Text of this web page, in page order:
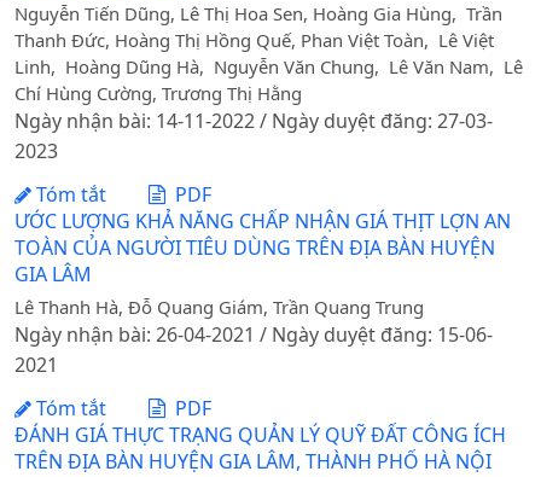
Nguyễn Tiến Dũng, Lê Thị Hoa Sen, Hoàng Gia Hùng, Trần
Thanh Đức, Hoàng Thị Hồng Quế, Phan Việt Toàn, Lê Việt
Linh, Hoàng Dũng Hà, Nguyễn Văn Chung, Lê Văn Nam, Lê
Chí Hùng Cường, Trương Thị Hằng
Ngày nhận bài: 14-11-2022 / Ngày duyệt đăng: 27-03-
2023
Tóm tắt
PDF
ƯỚC LƯỢNG KHẢ NĂNG CHẤP NHẬN GIÁ THỊT LỢN AN
TOÀN CỦA NGƯỜI TIÊU DÙNG TRÊN ĐỊA BÀN HUYỆN
GIA LÂM
Lê Thanh Hà, Đỗ Quang Giám, Trần Quang Trung
Ngày nhận bài: 26-04-2021 / Ngày duyệt đăng: 15-06-
2021
Tóm tắt
PDF
ĐÁNH GIÁ THỰC TRẠNG QUẢN LÝ QUỸ ĐẤT CÔNG ÍCH
TRÊN ĐỊA BÀN HUYỆN GIA LÂM, THÀNH PHỐ HÀ NỘI